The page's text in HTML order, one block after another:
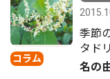
コラム
季節
タド
名の